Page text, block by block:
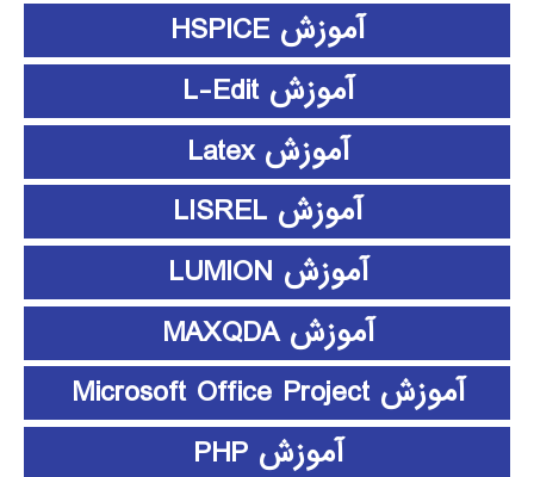
آموزش HSPICE
آموزش L-Edit
آموزش Latex
آموزش LISREL
آموزش LUMION
آموزش MAXQDA
آموزش Microsoft Office Project
آموزش PHP